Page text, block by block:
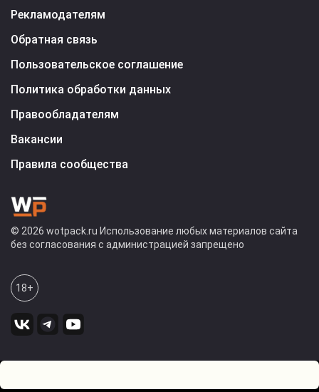
Рекламодателям
Обратная связь
Пользовательское соглашение
Политика обработки данных
Правообладателям
Вакансии
Правила сообщества
© 2026 wotpack.ru Использование любых материалов сайта
без согласования с администрацией запрещено
18+